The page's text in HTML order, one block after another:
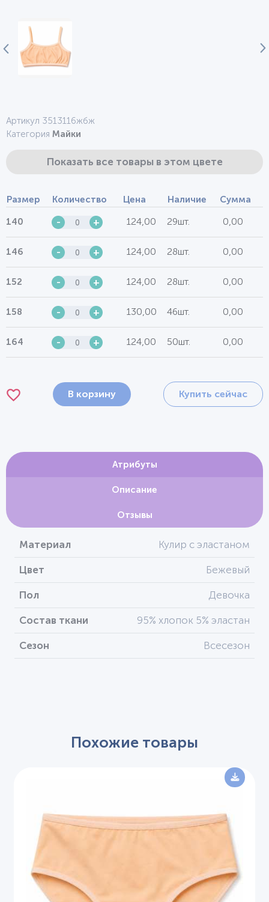
Артикул 3513116жбж
Категория Майки
Показать все товары в этом цвете
Размер Количество Цена Наличие Сумма
140 - + 124,00 29шт. 0,00
146 - + 124,00 28шт. 0,00
152 - + 124,00 28шт. 0,00
158 - + 130,00 46шт. 0,00
164 - + 124,00 50шт. 0,00
В корзину Купить сейчас
Атрибуты
Описание
Отзывы
Материал Кулир с эластаном
Цвет Бежевый
Пол Девочка
Состав ткани 95% хлопок 5% эластан
Сезон Всесезон
Похожие товары